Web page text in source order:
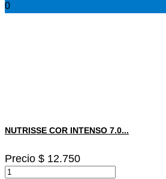
0
NUTRISSE COR INTENSO 7.0...
Precio $ 12.750